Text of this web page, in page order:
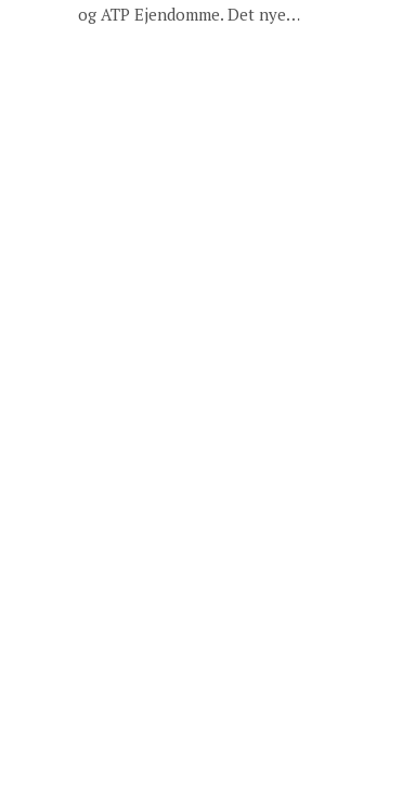
og ATP Ejendomme. Det nye…